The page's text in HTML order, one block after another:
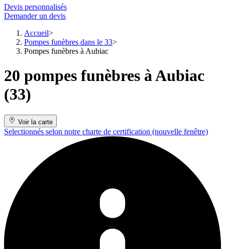
Devis personnalisés
Demander un devis
Accueil
Pompes funèbres dans le 33
Pompes funèbres à Aubiac
20 pompes funèbres à Aubiac
(33)
Voir la carte
Selectionnés selon notre charte de certification (nouvelle fenêtre)